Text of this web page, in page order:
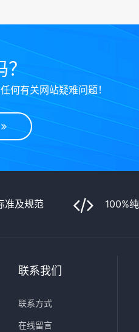
？
何有关网站疑难问题！
准及规范 100%
联系我们
联系方式
在线留言